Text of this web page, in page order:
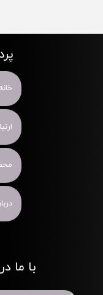
خانه
با ما